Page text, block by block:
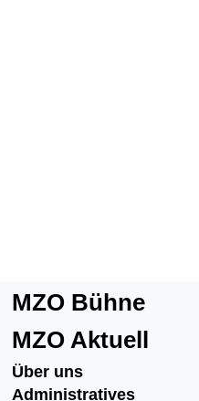
MZO Bühne
MZO Aktuell
Über uns
Administratives